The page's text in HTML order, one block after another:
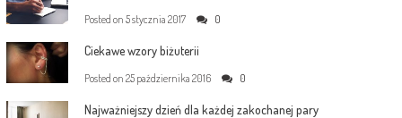
Posted on 5 stycznia 2017 0
Ciekawe wzory biżuterii
Posted on 25 października 2016 0
Najważniejszy dzień dla każdej zakochanej pary